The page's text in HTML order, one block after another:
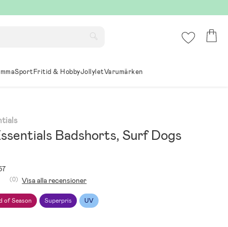
SportFritid & HobbyJollyletVarumärken
Badshorts, Surf Dogs
of Season Superpris UV
(0) Visa alla recensioner